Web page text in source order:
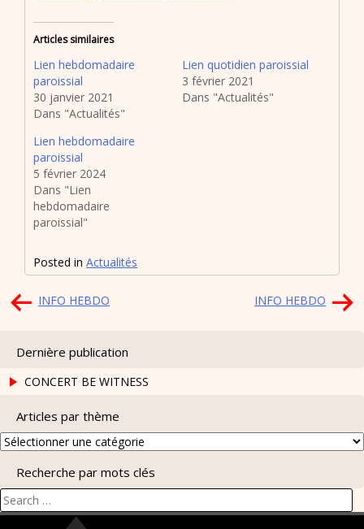
Articles similaires
Lien hebdomadaire
paroissial
30 janvier 2021
Dans "Actualités"
Lien quotidien paroissial
3 février 2021
Dans "Actualités"
Lien hebdomadaire
paroissial
5 février 2024
Dans "Lien
hebdomadaire
paroissial"
Posted in Actualités
Navigation
l’article
INFO HEBDO INFO HEBDO
Dernière publication
CONCERT BE WITNESS
Articles par thème
Articles
thèmeRecherche par mots clés
Search
for: